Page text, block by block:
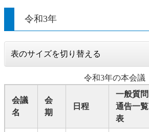
令和3年
表のサイズを切り替える
令和3年の本会議
会議
名
会
期
日程
一般質問
通告一覧
表